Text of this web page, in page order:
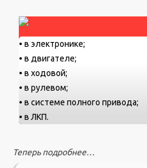
• в электронике;
• в двигателе;
• в ходовой;
• в рулевом;
• в системе полного привода;
• в ЛКП.
Теперь подробнее…